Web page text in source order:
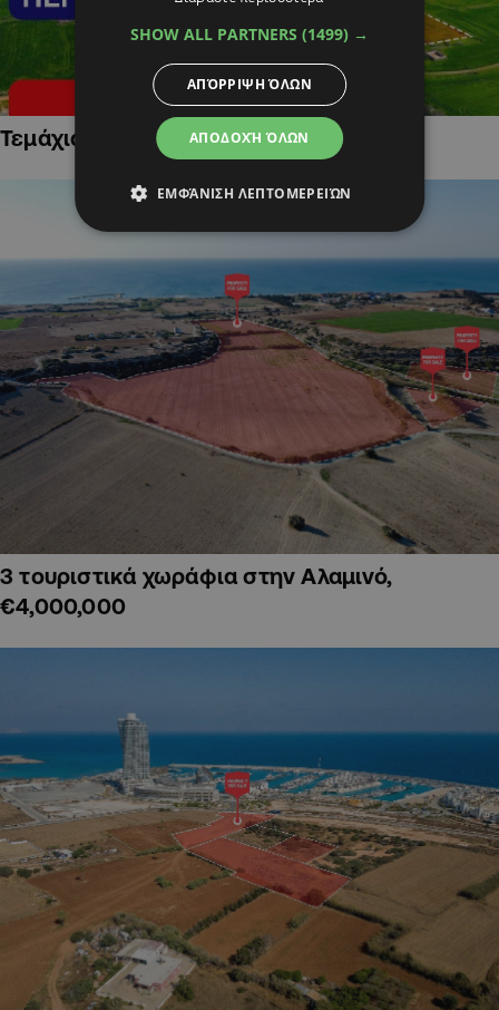
Τεμάχια Γης σε Οικιστικές Περιοχές
3 τουριστικά χωράφια στην Αλαμινό,
€4,000,000
SHOW ALL PARTNERS (1499) →
ΑΠΟΔΟΧΉ ΌΛΩΝ
ΑΠΌΡΡΙΨΗ ΌΛΩΝ
ΕΜΦΆΝΙΣΗ ΛΕΠΤΟΜΕΡΕΙΏΝ